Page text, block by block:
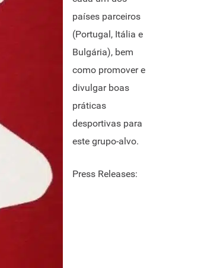
países parceiros
(Portugal, Itália e
Bulgária), bem
como promover e
divulgar boas
práticas
desportivas para
este grupo-alvo.
Press Releases: